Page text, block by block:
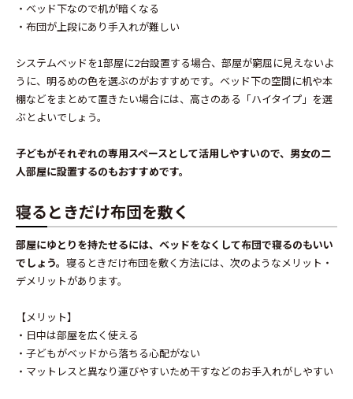
・ベッド下なので机が暗くなる
・布団が上段にあり手入れが難しい
システムベッドを1部屋に2台設置する場合、部屋が窮屈に見えないよ
うに、明るめの色を選ぶのがおすすめです。ベッド下の空間に机や本
棚などをまとめて置きたい場合には、高さのある「ハイタイプ」を選
ぶとよいでしょう。
子どもがそれぞれの専用スペースとして活用しやすいので、男女の二
人部屋に設置するのもおすすめです。
寝るときだけ布団を敷く
部屋にゆとりを持たせるには、ベッドをなくして布団で寝るのもいい
でしょう。 寝るときだけ布団を敷く方法には、次のようなメリット・
デメリットがあります。
【メリット】
・日中は部屋を広く使える
・子どもがベッドから落ちる心配がない
・マットレスと異なり運びやすいため干すなどのお手入れがしやすい